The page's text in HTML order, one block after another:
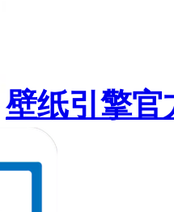
壁纸引擎官